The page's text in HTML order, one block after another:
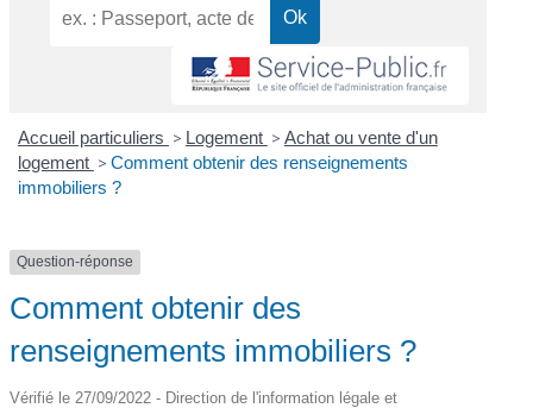
Accueil particuliers > Logement > Achat ou vente d'un
logement > Comment obtenir des renseignements
immobiliers ?
Question-réponse
Comment obtenir des
renseignements immobiliers ?
Vérifié le 27/09/2022 - Direction de l'information légale et